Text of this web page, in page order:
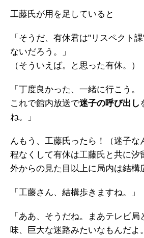
工藤氏が用を足していると
「そうだ、有休君は"リスペクト
ないだろう。」
（そういえば。と思った有休。）
「丁度良かった、一緒に行こう。
これで館内放送で迷子の呼び出し
ね。」
んもう、工藤氏ったら！（迷子な
程なくして有休は工藤氏と共に汐
外からの見た目以上に局内は結構
「工藤さん、結構歩きますね。」
「ああ、そうだね。まあテレビ
味、巨大な迷路みたいなもんだよ